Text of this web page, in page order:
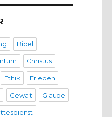
Bibel
Christus
Ethik Frieden
Gewalt Glaube